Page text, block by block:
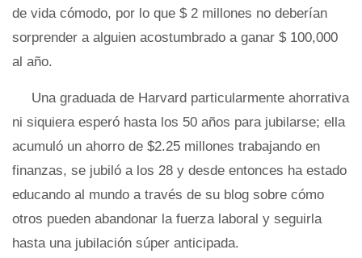
de vida cómodo, por lo que $ 2 millones no deberían
sorprender a alguien acostumbrado a ganar $ 100,000
al año.
Una graduada de Harvard particularmente ahorrativa
ni siquiera esperó hasta los 50 años para jubilarse; ella
acumuló un ahorro de $2.25 millones trabajando en
finanzas, se jubiló a los 28 y desde entonces ha estado
educando al mundo a través de su blog sobre cómo
otros pueden abandonar la fuerza laboral y seguirla
hasta una jubilación súper anticipada.